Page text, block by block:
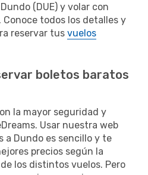
(DUE) y volar con
todos los detalles y
reservar tus vuelos
boletos baratos
la mayor seguridad y
Usar nuestra web
a Dundo es sencillo y te
precios según la
los distintos vuelos. Pero